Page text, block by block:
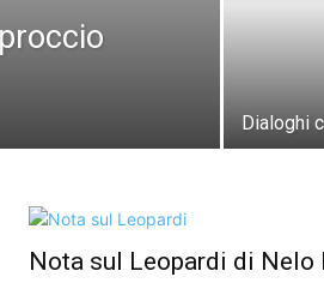
Dialoghi
Nota sul Leopardi di Nelo